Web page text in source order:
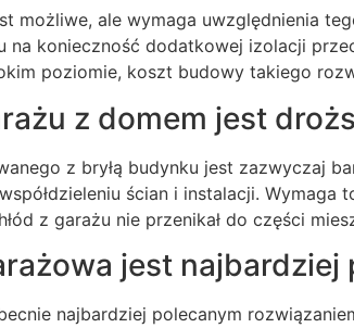
możliwe, ale wymaga uwzględnienia
na konieczność dodatkowej izolacji
poziomie, koszt budowy takiego
z domem jest
z bryłą budynku jest zazwyczaj
ścian i instalacji. Wymaga
z garażu nie przenikał do części
jest najbardziej
najbardziej polecanym